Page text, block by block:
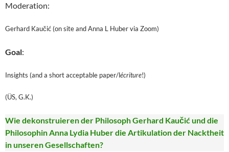
Moderation:
Gerhard Kaučić (on site and Anna L Huber via Zoom)
Goal:
Insights (and a short acceptable paper/lécriture!)
(ÜS, G.K.)
Wie dekonstruieren der Philosoph Gerhard Kaučić und die
Philosophin Anna Lydia Huber die Artikulation der Nacktheit
in unseren Gesellschaften?